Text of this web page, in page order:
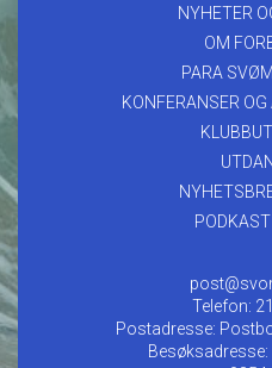
NYHETER
OM
PARA
KONFERANSER
Telefon:
Postadresse:
Besøksadresse: